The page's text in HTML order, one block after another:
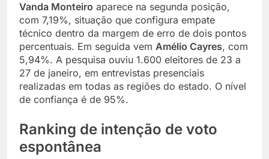
Vanda Monteiro aparece na segunda posição,
com 7,19%, situação que configura empate
técnico dentro da margem de erro de dois pontos
percentuais. Em seguida vem Amélio Cayres, com
5,94%. A pesquisa ouviu 1.600 eleitores de 23 a
27 de janeiro, em entrevistas presenciais
realizadas em todas as regiões do estado. O nível
de confiança é de 95%.
Ranking de intenção de voto
espontânea